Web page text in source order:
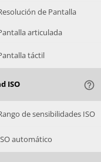
de Pantalla
articulada
táctil
ISO help_outline
de sensibilidades ISO
automático